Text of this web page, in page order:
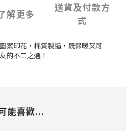
解更多
送貨及付款方
式
案印花，棉質製造，既保暖又可
的不二之選！
能喜歡...